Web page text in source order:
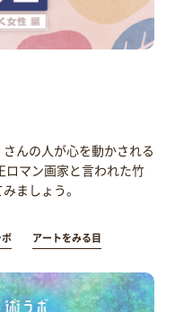
んの人が心を動かされる
ロマン画家と言われた竹
ましょう。
アートをみる目